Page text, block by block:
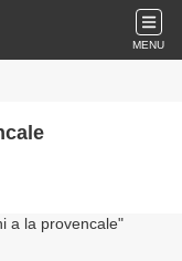
MENU